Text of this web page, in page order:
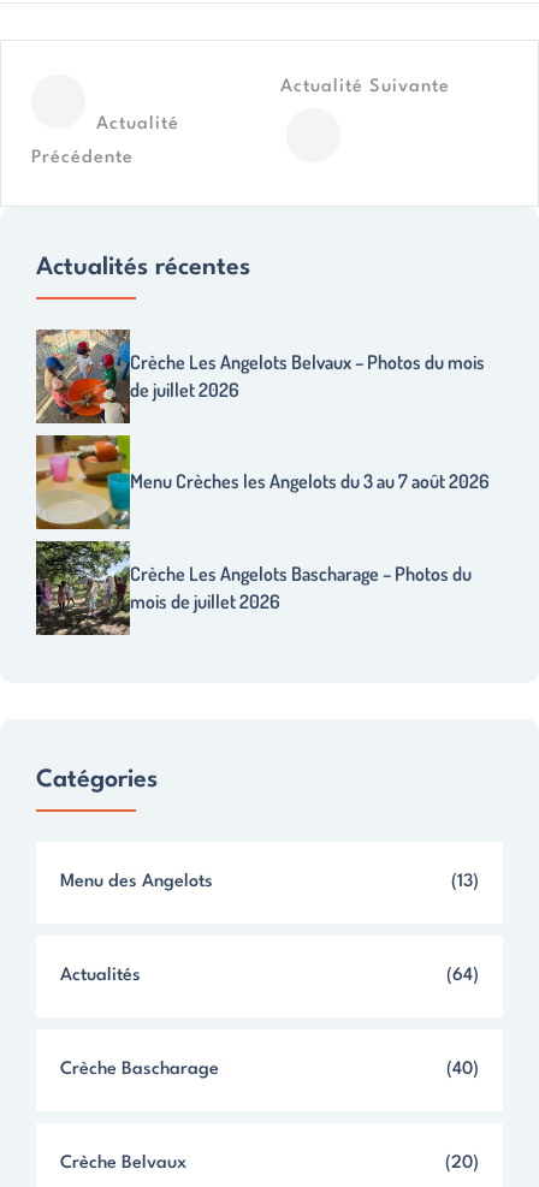
Actualité
Précédente
Actualité Suivante
Actualités récentes
Crèche Les Angelots Belvaux – Photos du mois
de juillet 2026
Menu Crèches les Angelots du 3 au 7 août 2026
Crèche Les Angelots Bascharage – Photos du
mois de juillet 2026
Catégories
Menu des Angelots (13)
Actualités (64)
Crèche Bascharage (40)
Crèche Belvaux (20)